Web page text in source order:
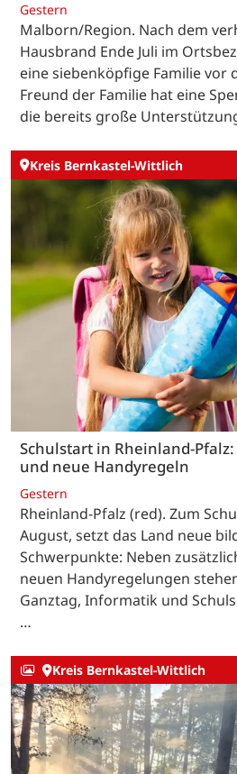
Gestern
Malborn/Region. Nach dem
Hausbrand Ende Juli im
eine siebenköpfige Familie vor
Freund der Familie hat eine
die bereits große
Kreis Bernkastel-Wittlich
Schulstart in Rheinland-
und neue Handyregeln
Gestern
Rheinland-Pfalz (red). Zum
August, setzt das Land neue
Schwerpunkte: Neben
neuen Handyregelungen
Ganztag, Informatik und
…
Kreis Bernkastel-Wittlich